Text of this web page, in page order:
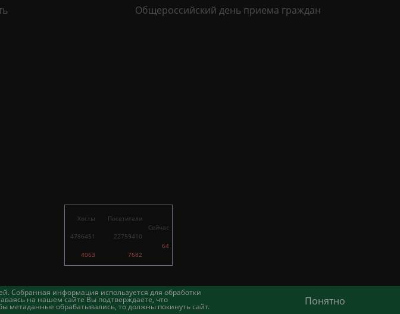
Собранная информация используется для обработки
на нашем сайте Вы подтверждаете, что
метаданные обрабатывались, то должны покинуть сайт. Понятно
Общероссийский день приема граждан
Хосты
4786451
4063
Посетители
22759410
7682
Сейчас
64